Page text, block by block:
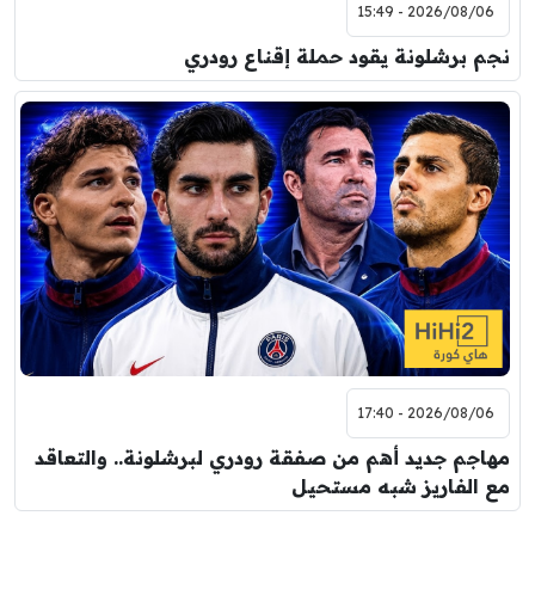
2026/08/06 - 15:49
نجم برشلونة يقود حملة إقناع رودري
2026/08/06 - 17:40
مهاجم جديد أهم من صفقة رودري لبرشلونة.. والتعاقد
مع الفاريز شبه مستحيل